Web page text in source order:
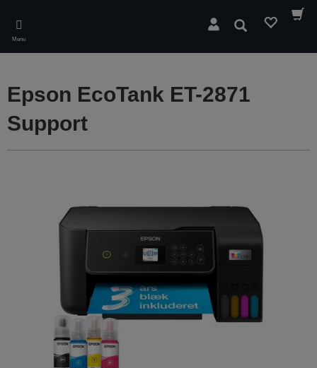
main
content
Menu
Søg
Epson EcoTank ET-2871
Support